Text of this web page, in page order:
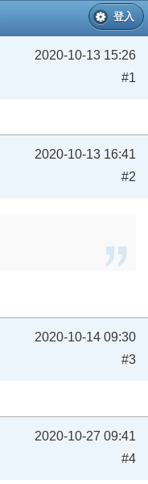
登入
2020-10-13 15:26
#1
2020-10-13 16:41
#2
2020-10-14 09:30
#3
2020-10-27 09:41
#4